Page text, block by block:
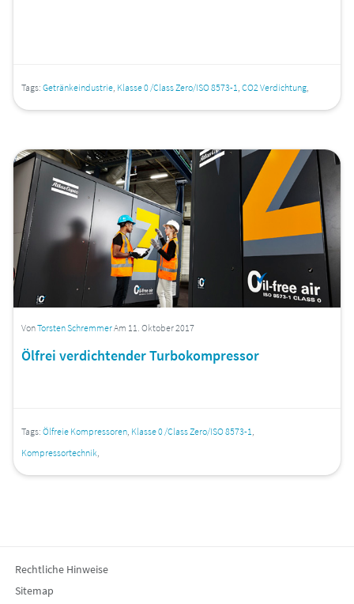
Tags: Getränkeindustrie, Klasse 0 /Class Zero/ISO 8573-1, CO2 Verdichtung,
VonTorsten SchremmerAm 11. Oktober 2017
Ölfrei verdichtender Turbokompressor
Tags: Ölfreie Kompressoren, Klasse 0 /Class Zero/ISO 8573-1,
Kompressortechnik,
Rechtliche Hinweise
Sitemap